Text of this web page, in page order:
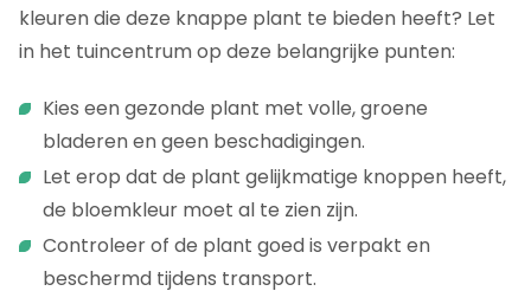
kleuren die deze knappe plant te bieden heeft? Let
in het tuincentrum op deze belangrijke punten:
Kies een gezonde plant met volle, groene
bladeren en geen beschadigingen.
Let erop dat de plant gelijkmatige knoppen heeft,
de bloemkleur moet al te zien zijn.
Controleer of de plant goed is verpakt en
beschermd tijdens transport.